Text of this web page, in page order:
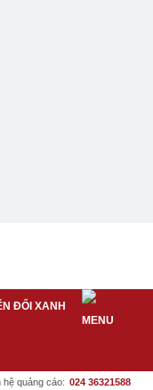
ĐỔI XANH
hệ quảng cáo: 024 36321588